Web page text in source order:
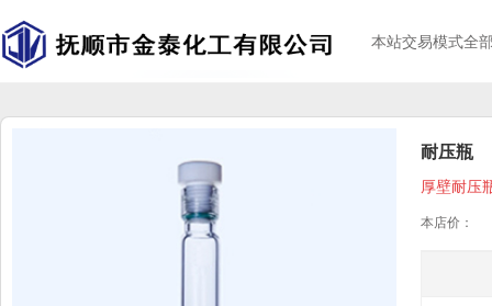
本站交易模式全
耐压瓶
厚壁耐压
本店价：